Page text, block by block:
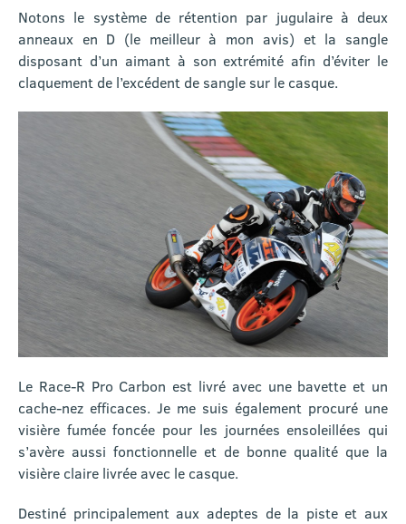
Notons le système de rétention par jugulaire à deux
anneaux en D (le meilleur à mon avis) et la sangle
disposant d’un aimant à son extrémité afin d’éviter le
claquement de l’excédent de sangle sur le casque.
Le Race-R Pro Carbon est livré avec une bavette et un
cache-nez efficaces. Je me suis également procuré une
visière fumée foncée pour les journées ensoleillées qui
s’avère aussi fonctionnelle et de bonne qualité que la
visière claire livrée avec le casque.
Destiné principalement aux adeptes de la piste et aux